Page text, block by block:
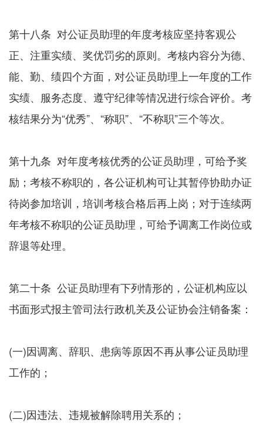
第十八条 对公证员助理的年度考核应坚持客观公
正、注重实绩、奖优罚劣的原则。考核内容分为德、
能、勤、绩四个方面，对公证员助理上一年度的工作
实绩、服务态度、遵守纪律等情况进行综合评价。考
核结果分为“优秀”、“称职”、“不称职”三个等次。
第十九条 对年度考核优秀的公证员助理，可给予奖
励；考核不称职的，各公证机构可让其暂停协助办证
待岗参加培训，培训考核合格后再上岗；对于连续两
年考核不称职的公证员助理，可给予调离工作岗位或
辞退等处理。
第二十条 公证员助理有下列情形的，公证机构应以
书面形式报主管司法行政机关及公证协会注销备案：
(一)因调离、辞职、患病等原因不再从事公证员助理
工作的；
(二)因违法、违规被解除聘用关系的；